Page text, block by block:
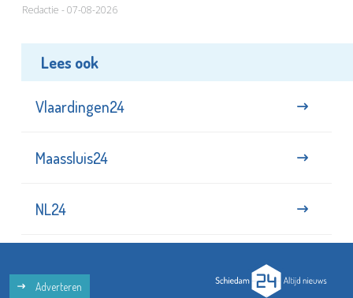
Redactie - 07-08-2026
Lees ook
Vlaardingen24
Maassluis24
NL24
Adverteren